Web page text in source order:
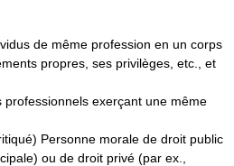
de même profession en un corps
propres, ses privilèges, etc., et
professionnels exerçant une même
Personne morale de droit public
ou de droit privé (par ex.,